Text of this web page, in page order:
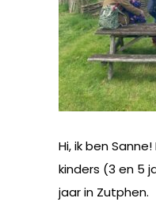
Hi, ik ben
kinders (3 en 5
jaar in Zutphen.